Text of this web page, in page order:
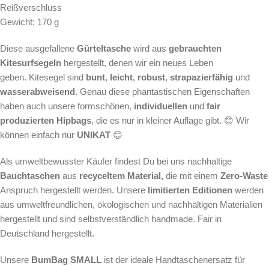
Reißverschluss
Gewicht: 170 g
Diese ausgefallene Gürteltasche wird aus gebrauchten
Kitesurfsegeln hergestellt, denen wir ein neues Leben
geben. Kitesegel sind bunt, leicht, robust, strapazierfähig und
wasserabweisend. Genau diese phantastischen Eigenschaften
haben auch unsere formschönen, individuellen und fair
produzierten Hipbags, die es nur in kleiner Auflage gibt. 😊 Wir
können einfach nur UNIKAT 😊
Als umweltbewusster Käufer findest Du bei uns nachhaltige
Bauchtaschen aus recyceltem Material, die mit einem Zero-Waste
Anspruch hergestellt werden. Unsere limitierten Editionen werden
aus umweltfreundlichen, ökologischen und nachhaltigen Materialien
hergestellt und sind selbstverständlich handmade. Fair in
Deutschland hergestellt.
Unsere BumBag SMALL ist der ideale Handtaschenersatz für